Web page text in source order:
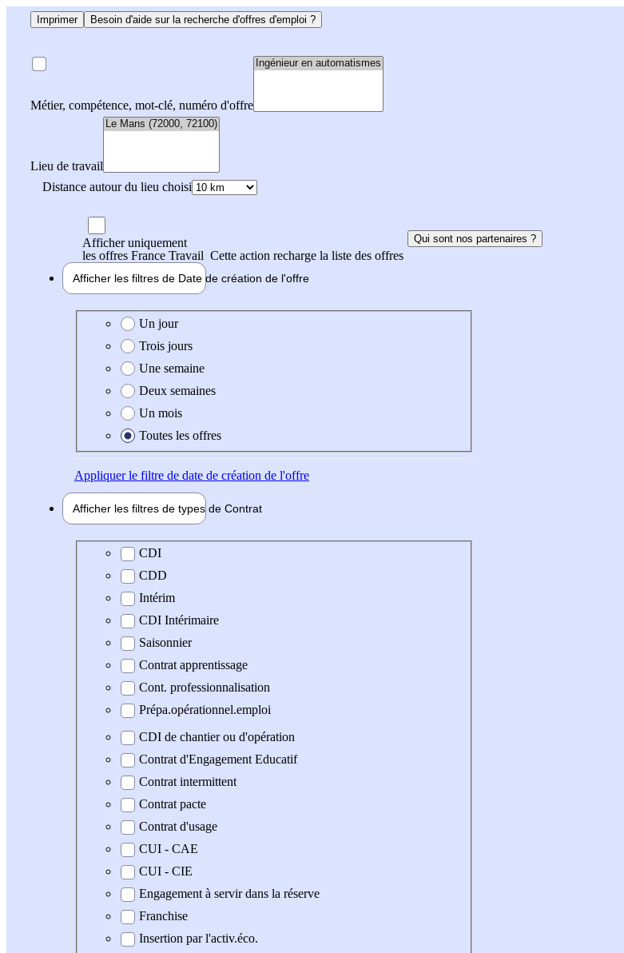
Imprimer Besoin d'aide sur la recherche d'offres d'emploi ?
Métier, compétence, mot-clé, numéro d'offre
Lieu de travail
Distance autour du lieu choisi
Afficher uniquement
les offres France Travail Cette action recharge la liste des offres
Qui sont nos partenaires ?
Afficher les filtres de Date de création de l'offre
Date de création de l'offre
Un jour
Trois jours
Une semaine
Deux semaines
Un mois
Toutes les offres
Appliquerle filtre de date de création de l'offre
Afficher les filtres de types de Contrat
Type de contrat
CDI
CDD
Intérim
CDI Intérimaire
Saisonnier
Contrat apprentissage
Cont. professionnalisation
Prépa.opérationnel.emploi
CDI de chantier ou d'opération
Contrat d'Engagement Educatif
Contrat intermittent
Contrat pacte
Contrat d'usage
CUI - CAE
CUI - CIE
Engagement à servir dans la réserve
Franchise
Insertion par l'activ.éco.